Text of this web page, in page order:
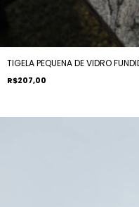
TIGELA PEQUENA DE VIDRO
R$207,00